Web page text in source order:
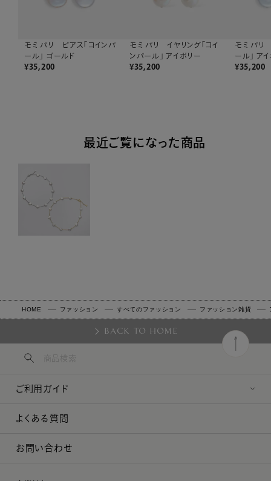
モミ パリ ピアス「コインパ
ール」 ゴールド
¥35,200
モミ パリ イヤリング「コイ
ンパール」 アイボリー
¥35,200
モミ パリ
ール」 ア
¥35,200
最近ご覧になった商品
HOME ファッション すべてのファッション ファッション雑貨
BACK TO HOME
ご利用ガイド
よくある質問
お問い合わせ